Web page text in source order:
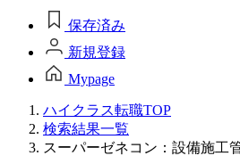
保存済み
新規登録
Mypage
ハイクラス転職TOP
検索結果一覧
スーパーゼネコン：設備施工